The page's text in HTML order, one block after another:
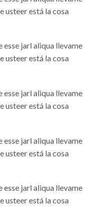
usteer está la cosa
jarl aliqua llevame
usteer está la cosa
jarl aliqua llevame
usteer está la cosa
jarl aliqua llevame
usteer está la cosa
jarl aliqua llevame
usteer está la cosa